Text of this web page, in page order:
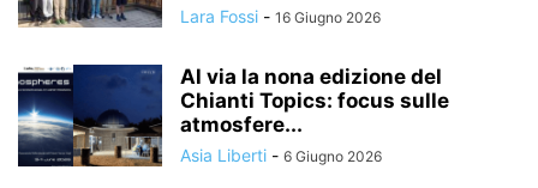
Lara Fossi - 16 Giugno 2026
Al via la nona edizione del
Chianti Topics: focus sulle
atmosfere...
Asia Liberti - 6 Giugno 2026